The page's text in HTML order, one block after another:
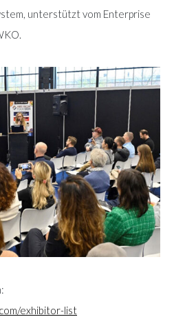
unterstützt vom Enterprise
exhibitor-list